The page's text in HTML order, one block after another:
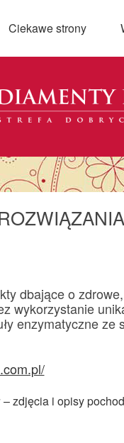
Ciekawe strony
dbające o
wykorzystanie
enzymatyczne ze
zdjęcia i opisy